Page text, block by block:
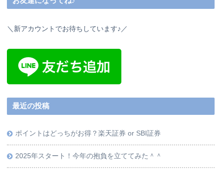
＼新アカウントでお待ちしています♪／
最近の投稿
ポイントはどっちがお得？楽天証券 or SBI証券
2025年スタート！今年の抱負を立ててみた＾＾